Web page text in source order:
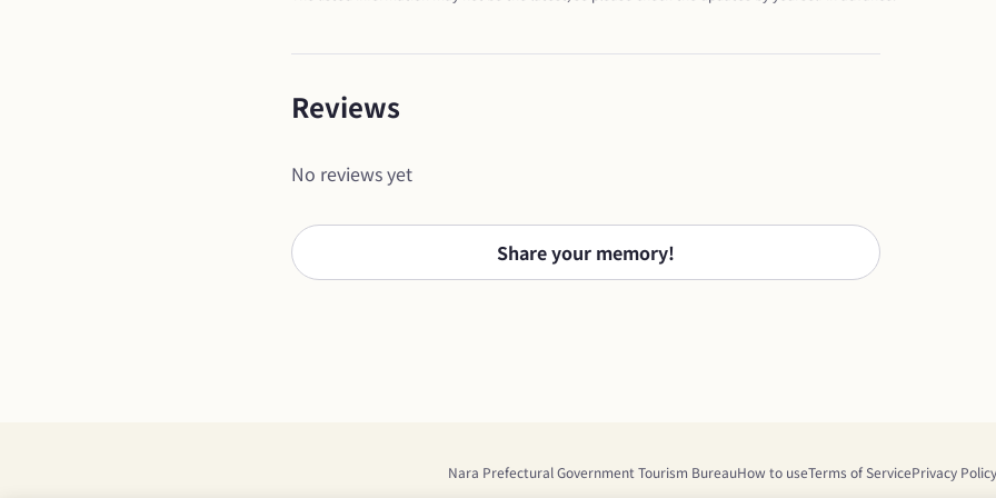
Reviews
No reviews yet
Share your memory!
Nara Prefectural Government Tourism BureauHow to useTerms of ServicePrivacy Policy